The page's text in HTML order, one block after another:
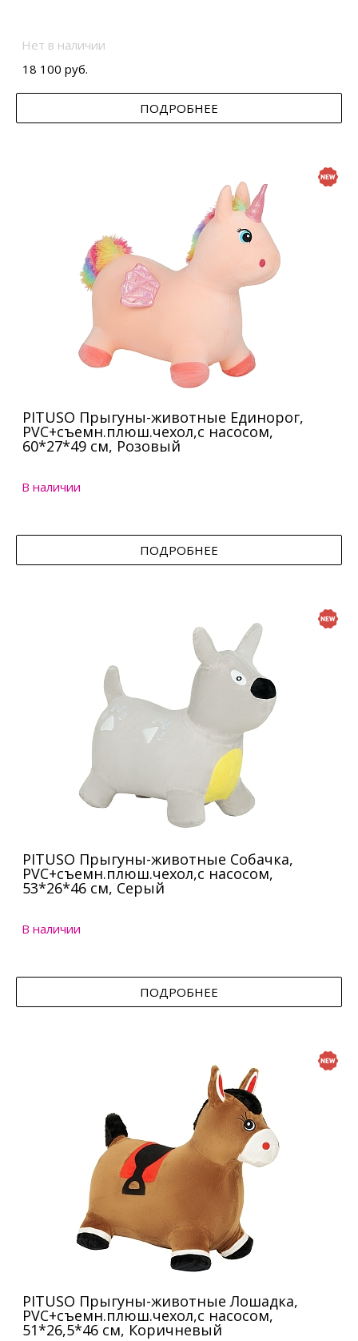
Нет в наличии
18 100 руб.
ПОДРОБНЕЕ
PITUSO Прыгуны-животные Единорог,
PVC+съемн.плюш.чехол,с насосом,
60*27*49 см, Розовый
В наличии
ПОДРОБНЕЕ
PITUSO Прыгуны-животные Собачка,
PVC+съемн.плюш.чехол,с насосом,
53*26*46 см, Серый
В наличии
ПОДРОБНЕЕ
PITUSO Прыгуны-животные Лошадка,
PVC+съемн.плюш.чехол,с насосом,
51*26,5*46 см, Коричневый